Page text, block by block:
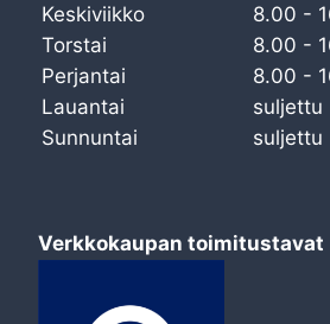
Keskiviikko
8.00 -
Torstai
8.00 -
Perjantai
8.00 -
Lauantai
suljettu
Sunnuntai
suljettu
Verkkokaupan toimitustavat